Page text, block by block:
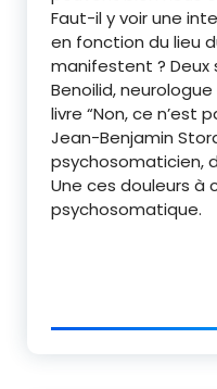
Faut-il y voir une
en fonction du lieu
manifestent ? Deux
Benoilid,
livre “Non, ce n’est
Jean-Benjamin
psychosomaticien,
Une ces douleurs à
psychosomatique.